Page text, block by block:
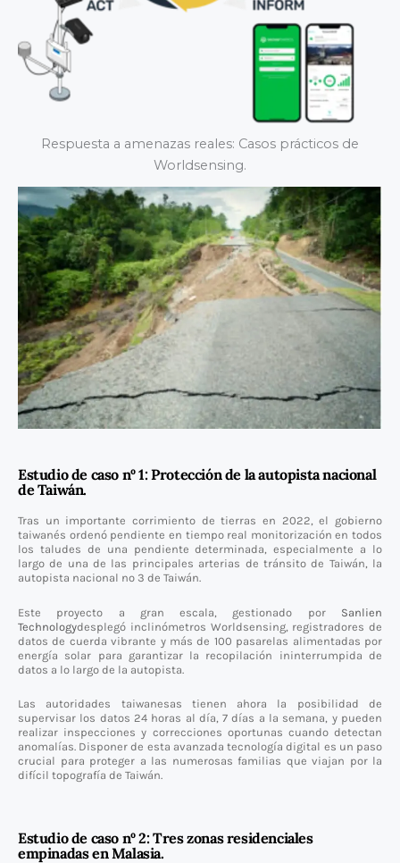
Respuesta a amenazas reales: Casos prácticos de
Worldsensing.
Estudio de caso nº 1: Protección de la autopista nacional
de Taiwán.
Tras un importante corrimiento de tierras en 2022, el gobierno
taiwanés ordenó pendiente en tiempo real monitorización en todos
los taludes de una pendiente determinada, especialmente a lo
largo de una de las principales arterias de tránsito de Taiwán, la
autopista nacional nº 3 de Taiwán.
Este proyecto a gran escala, gestionado por Sanlien
Technologydesplegó inclinómetros Worldsensing, registradores de
datos de cuerda vibrante y más de 100 pasarelas alimentadas por
energía solar para garantizar la recopilación ininterrumpida de
datos a lo largo de la autopista.
Las autoridades taiwanesas tienen ahora la posibilidad de
supervisar los datos 24 horas al día, 7 días a la semana, y pueden
realizar inspecciones y correcciones oportunas cuando detectan
anomalías. Disponer de esta avanzada tecnología digital es un paso
crucial para proteger a las numerosas familias que viajan por la
difícil topografía de Taiwán.
Estudio de caso nº 2: Tres zonas residenciales
empinadas en Malasia.